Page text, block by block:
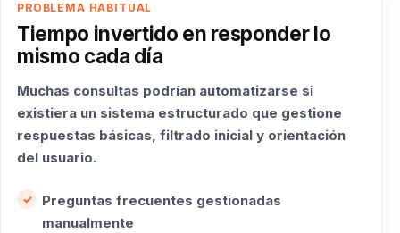
PROBLEMA HABITUAL
Tiempo invertido en responder lo
mismo cada día
Muchas consultas podrían automatizarse si
existiera un sistema estructurado que gestione
respuestas básicas, filtrado inicial y orientación
del usuario.
Preguntas frecuentes gestionadas
manualmente